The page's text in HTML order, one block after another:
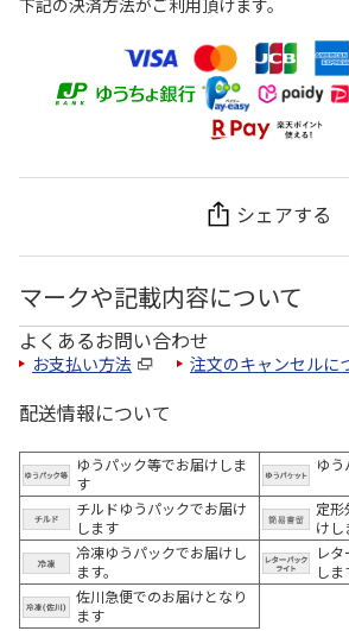
シェアする
マークや記載内容について
よくあるお問い合わせ
お支払い方法 注文のキャンセルに
配送情報について
ゆうパック等でお届けしま
す
ゆ
チルドゆうパックでお届け
します
定形
けし
冷凍ゆうパックでお届けし
ます。
レ
しま
佐川急便でのお届けとなり
ます